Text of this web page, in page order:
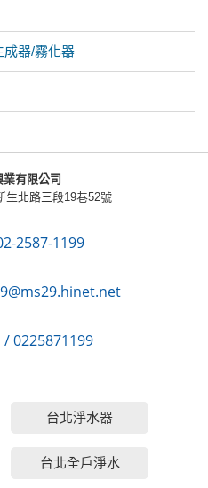
成器/霧化器
有限公司
生北路三段19巷52號
2587-1199
/ 0225871199
台北淨水器
台北全戶淨水